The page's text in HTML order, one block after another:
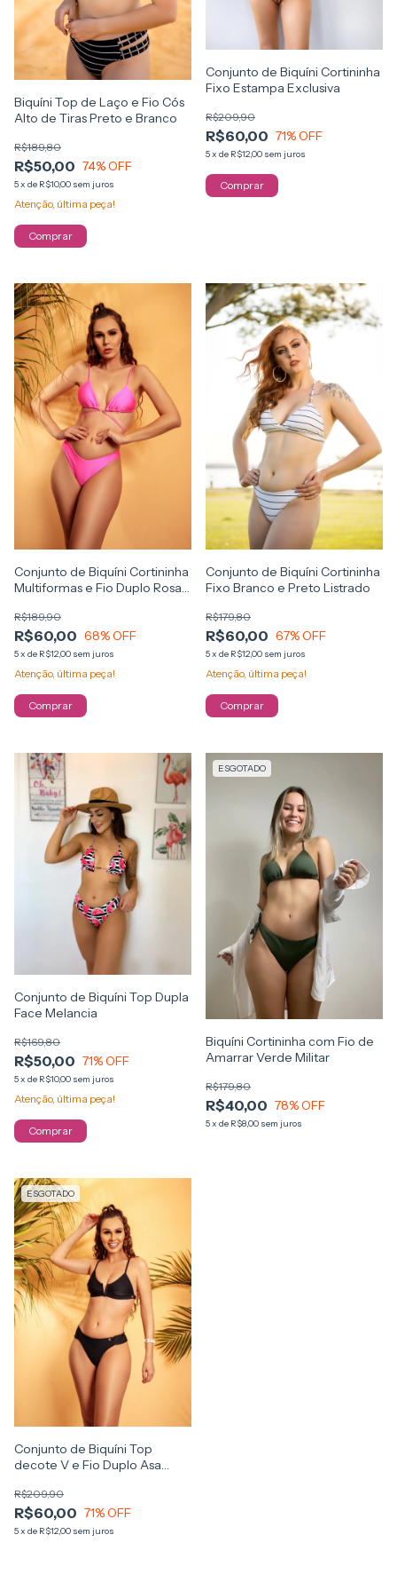
Biquíni Top de Laço e Fio Cós
Alto de Tiras Preto e Branco
R$50,00
R$189,80
74% OFF
5x de R$10,00 sem juros
Atenção, última peça!
Comprar
Conjunto de Biquíni Cortininha
Fixo Estampa Exclusiva
R$60,00
R$209,90
71% OFF
5x de R$12,00 sem juros
Comprar
Conjunto de Biquíni Cortininha
Multiformas e Fio Duplo Rosa
R$60,00
R$189,90
68% OFF
5x de R$12,00 sem juros
Atenção, última peça!
Comprar
Conjunto de Biquíni Cortininha
Fixo Branco e Preto Listrado
R$60,00
R$179,80
67% OFF
5x de R$12,00 sem juros
Atenção, última peça!
Comprar
Conjunto de Biquíni Top Dupla
Face Melancia
R$50,00
R$169,80
71% OFF
5x de R$10,00 sem juros
Atenção, última peça!
Comprar
ESGOTADO
Biquíni Cortininha com Fio de
Amarrar Verde Militar
R$40,00
R$179,80
78% OFF
5x de R$8,00 sem juros
ESGOTADO
Conjunto de Biquíni Top
decote V e Fio Duplo Asa
R$60,00
R$209,90
71% OFF
5x de R$12,00 sem juros